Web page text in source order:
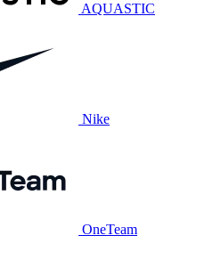
AQUASTIC
Nike
OneTeam